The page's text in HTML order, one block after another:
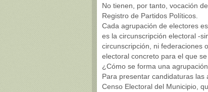
No tienen, por tanto, vocación
Registro de Partidos Políticos.
Cada agrupación de electores
es la circunscripción electoral -
circunscripción, ni federaciones
electoral concreto para el que
¿Cómo se forma una
Para presentar candidaturas
Censo Electoral del Municipio,